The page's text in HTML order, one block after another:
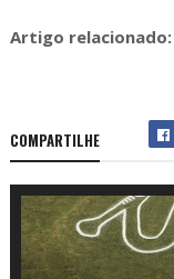
Artigo relacionado:
COMPARTILHE